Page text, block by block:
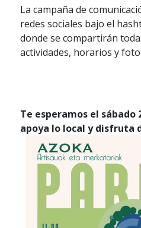
La campaña de
redes sociales bajo el
donde se compartirán
actividades, horarios y
Te esperamos el sábado
apoya lo local y disfruta